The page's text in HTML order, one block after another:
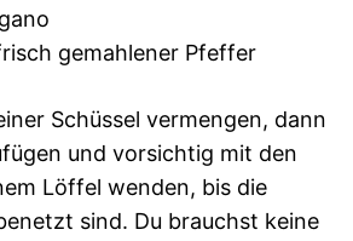
gemahlener Pfeffer
Schüssel vermengen, dann
und vorsichtig mit den
Löffel wenden, bis die
sind. Du brauchst keine